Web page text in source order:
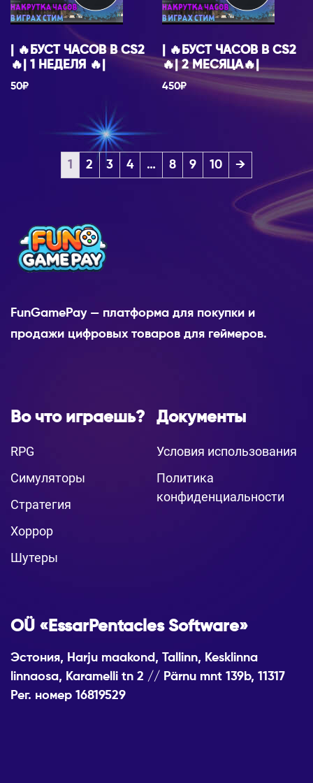
| 🔥БУСТ ЧАСОВ В CS2
🔥| 1 НЕДЕЛЯ 🔥|
50₽
| 🔥БУСТ ЧАСОВ В CS2
🔥| 2 МЕСЯЦА🔥|
450₽
1 2 3 4 … 8 9 10 →
FunGamePay — платформа для покупки и
продажи цифровых товаров для геймеров.
Во что играешь?
RPG
Симуляторы
Стратегия
Хоррор
Шутеры
Документы
Условия использования
Политика
конфиденциальности
OÜ «EssarPentacles Software»
Эстония, Harju maakond, Tallinn, Kesklinna
linnaosa, Karamelli tn 2 // Pärnu mnt 139b, 11317
Рег. номер 16819529